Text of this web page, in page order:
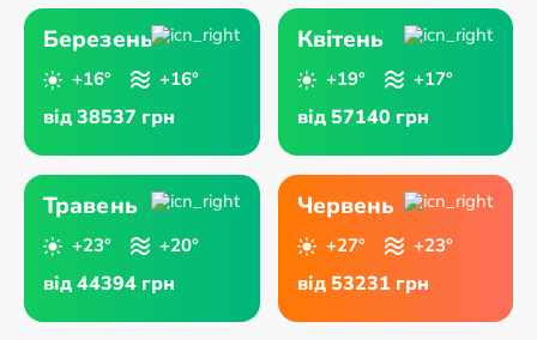
Березень
+16° +16°
від 38537 грн
Квітень
+19° +17°
від 57140 грн
Травень
+23° +20°
від 44394 грн
Червень
+27° +23°
від 53231 грн